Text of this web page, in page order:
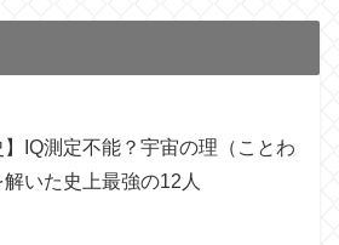
】IQ測定不能？宇宙の理（ことわ
解いた史上最強の12人